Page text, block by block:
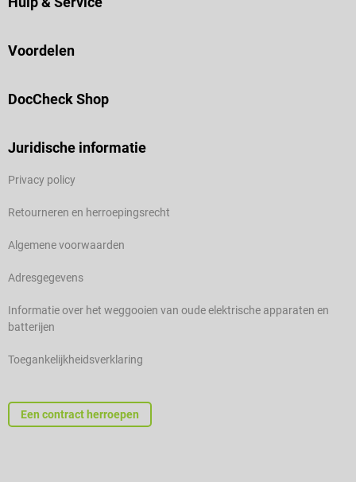
Voordelen
DocCheck Shop
Juridische informatie
Privacy policy
Retourneren en herroepingsrecht
Algemene voorwaarden
Adresgegevens
Informatie over het weggooien van oude elektrische apparaten en
batterijen
Toegankelijkheidsverklaring
Een contract herroepen